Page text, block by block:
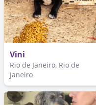
Vini
Rio de Janeiro, Rio de
Janeiro